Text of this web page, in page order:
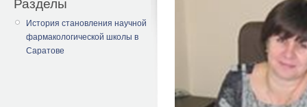
Разделы
История становления научной
фармакологической школы в
Саратове